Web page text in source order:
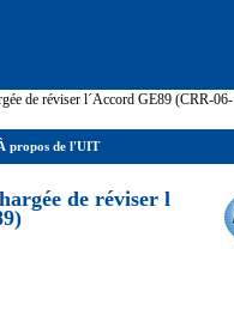
de réviser l´Accord GE89 (CRR-06-
de réviser l
propos de l'UIT